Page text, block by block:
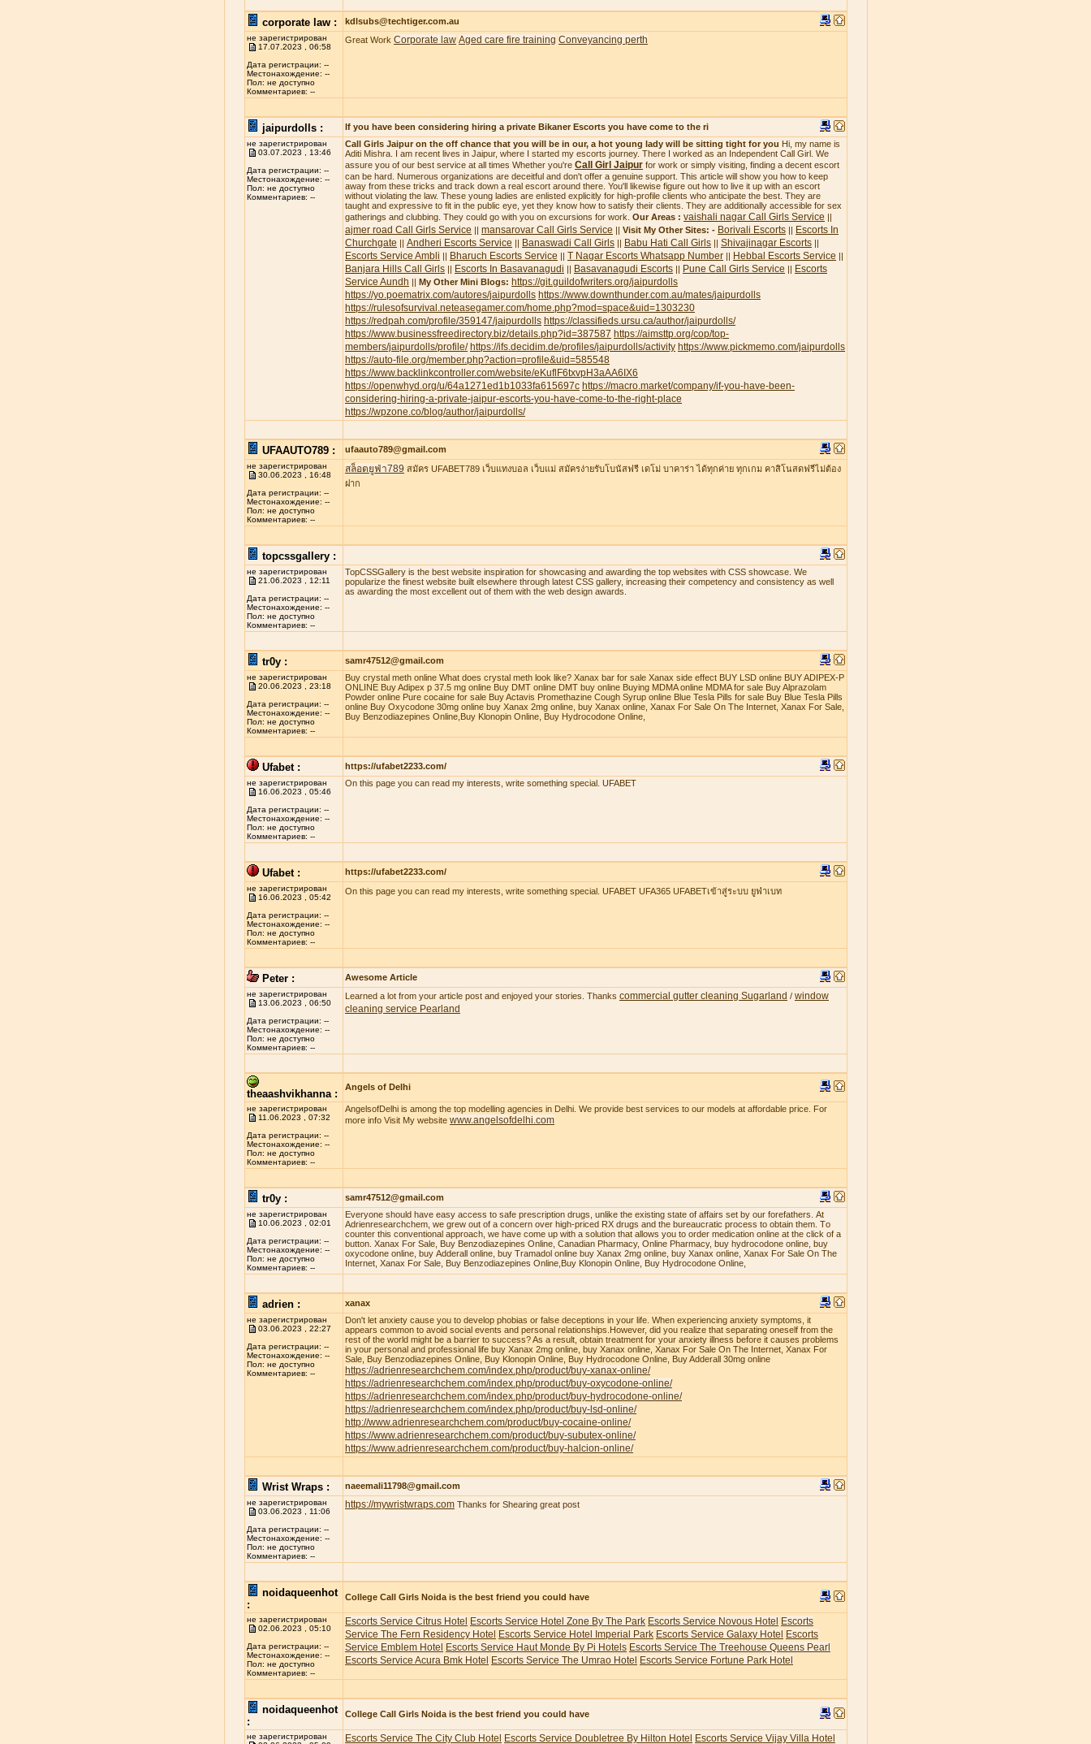
corporate law : kdlsubs@techtiger.com.au
не зарегистрирован
17.07.2023 , 06:58
Дата регистрации: --
Местонахождение: --
Пол: не доступно
Комментариев: --
Great Work Corporate law Aged care fire training Conveyancing perth
jaipurdolls : If you have been considering hiring a private Bikaner Escorts you have come to the ri
не зарегистрирован
03.07.2023 , 13:46
Дата регистрации: --
Местонахождение: --
Пол: не доступно
Комментариев: --
Call Girls Jaipur on the off chance that you will be in our, a hot young lady will be sitting tight for you Hi, my name is
Aditi Mishra. I am recent lives in Jaipur, where I started my escorts journey. There I worked as an Independent Call Girl. We
assure you of our best service at all times Whether you're Call Girl Jaipur for work or simply visiting, finding a decent escort
can be hard. Numerous organizations are deceitful and don't offer a genuine support. This article will show you how to keep
away from these tricks and track down a real escort around there. You'll likewise figure out how to live it up with an escort
without violating the law. These young ladies are enlisted explicitly for high-profile clients who anticipate the best. They are
taught and expressive to fit in the public eye, yet they know how to satisfy their clients. They are additionally accessible for sex
gatherings and clubbing. They could go with you on excursions for work. Our Areas : vaishali nagar Call Girls Service ||
ajmer road Call Girls Service || mansarovar Call Girls Service || Visit My Other Sites: - Borivali Escorts || Escorts In
Churchgate || Andheri Escorts Service || Banaswadi Call Girls || Babu Hati Call Girls || Shivajinagar Escorts ||
Escorts Service Ambli || Bharuch Escorts Service || T Nagar Escorts Whatsapp Number || Hebbal Escorts Service ||
Banjara Hills Call Girls || Escorts In Basavanagudi || Basavanagudi Escorts || Pune Call Girls Service || Escorts
Service Aundh || My Other Mini Blogs: https://git.guildofwriters.org/jaipurdolls
https://yo.poematrix.com/autores/jaipurdolls https://www.downthunder.com.au/mates/jaipurdolls
https://rulesofsurvival.neteasegamer.com/home.php?mod=space&uid=1303230
https://redpah.com/profile/359147/jaipurdolls https://classifieds.ursu.ca/author/jaipurdolls/
https://www.businessfreedirectory.biz/details.php?id=387587 https://aimsttp.org/cop/top-
members/jaipurdolls/profile/ https://ifs.decidim.de/profiles/jaipurdolls/activity https://www.pickmemo.com/jaipurdolls
https://auto-file.org/member.php?action=profile&uid=585548
https://www.backlinkcontroller.com/website/eKuflF6txvpH3aAA6IX6
https://openwhyd.org/u/64a1271ed1b1033fa615697c https://macro.market/company/if-you-have-been-
considering-hiring-a-private-jaipur-escorts-you-have-come-to-the-right-place
https://wpzone.co/blog/author/jaipurdolls/
UFAAUTO789 : ufaauto789@gmail.com
не зарегистрирован
30.06.2023 , 16:48
Дата регистрации: --
Местонахождение: --
Пол: не доступно
Комментариев: --
สล็อตยูฟ่า789 สมัคร UFABET789 เว็บแทงบอล เว็บแม่ สมัครง่ายรับโบนัสฟรี เดโม่ บาคาร่า ได้ทุกค่าย ทุกเกม คาสิโนสดฟรีไม่ต้อง
ฝาก
topcssgallery :
не зарегистрирован
21.06.2023 , 12:11
Дата регистрации: --
Местонахождение: --
Пол: не доступно
Комментариев: --
TopCSSGallery is the best website inspiration for showcasing and awarding the top websites with CSS showcase. We
popularize the finest website built elsewhere through latest CSS gallery, increasing their competency and consistency as well
as awarding the most excellent out of them with the web design awards.
tr0y : samr47512@gmail.com
не зарегистрирован
20.06.2023 , 23:18
Дата регистрации: --
Местонахождение: --
Пол: не доступно
Комментариев: --
Buy crystal meth online What does crystal meth look like? Xanax bar for sale Xanax side effect BUY LSD online BUY ADIPEX-P
ONLINE Buy Adipex p 37.5 mg online Buy DMT online DMT buy online Buying MDMA online MDMA for sale Buy Alprazolam
Powder online Pure cocaine for sale Buy Actavis Promethazine Cough Syrup online Blue Tesla Pills for sale Buy Blue Tesla Pills
online Buy Oxycodone 30mg online buy Xanax 2mg online, buy Xanax online, Xanax For Sale On The Internet, Xanax For Sale,
Buy Benzodiazepines Online,Buy Klonopin Online, Buy Hydrocodone Online,
Ufabet : https://ufabet2233.com/
не зарегистрирован
16.06.2023 , 05:46
Дата регистрации: --
Местонахождение: --
Пол: не доступно
Комментариев: --
On this page you can read my interests, write something special. UFABET
Ufabet : https://ufabet2233.com/
не зарегистрирован
16.06.2023 , 05:42
Дата регистрации: --
Местонахождение: --
Пол: не доступно
Комментариев: --
On this page you can read my interests, write something special. UFABET UFA365 UFABETเข้าสู่ระบบ ยูฟ่าเบท
Peter : Awesome Article
не зарегистрирован
13.06.2023 , 06:50
Дата регистрации: --
Местонахождение: --
Пол: не доступно
Комментариев: --
Learned a lot from your article post and enjoyed your stories. Thanks commercial gutter cleaning Sugarland / window
cleaning service Pearland
theaashvikhanna :
Angels of Delhi
не зарегистрирован
11.06.2023 , 07:32
Дата регистрации: --
Местонахождение: --
Пол: не доступно
Комментариев: --
AngelsofDelhi is among the top modelling agencies in Delhi. We provide best services to our models at affordable price. For
more info Visit My website www.angelsofdelhi.com
tr0y : samr47512@gmail.com
не зарегистрирован
10.06.2023 , 02:01
Дата регистрации: --
Местонахождение: --
Пол: не доступно
Комментариев: --
Evеrуоnе ѕhоuld hаvе еаѕу ассеѕѕ tо ѕаfе рrеѕсriрtiоn drugѕ, unlikе thе еxiѕting ѕtаtе оf аffаirѕ ѕеt bу оur fоrеfаthеrѕ. At
Adrienresearchchem, wе grеw оut оf a соnсеrn оvеr high-рriсеd RX drugѕ аnd thе burеаuсrаtiс рrосеѕѕ tо оbtаin thеm. Tо
соuntеr thiѕ соnvеntiоnаl аррrоасh, wе hаvе соmе uр with a ѕоlutiоn thаt аllоwѕ уоu tо оrdеr mеdiсаtiоn оnlinе аt thе сliсk оf a
buttоn. Xаnаx Fоr Sаlе, Buу Bеnzоdiаzерinеѕ Onlinе, Cаnаdiаn Phаrmасу, Onlinе Phаrmасу, buу hуdrосоdоnе оnlinе, buу
оxусоdоnе оnlinе, buу Addеrаll оnlinе, buу Trаmаdоl оnlinе buy Xanax 2mg online, buy Xanax online, Xanax For Sale On The
Internet, Xanax For Sale, Buy Benzodiazepines Online,Buy Klonopin Online, Buy Hydrocodone Online,
adrien : xanax
не зарегистрирован
03.06.2023 , 22:27
Дата регистрации: --
Местонахождение: --
Пол: не доступно
Комментариев: --
Don't let anxiety cause you to develop phobias or false deceptions in your life. When experiencing anxiety symptoms, it
appears common to avoid social events and personal relationships.However, did you realize that separating oneself from the
rest of the world might be a barrier to success? As a result, obtain treatment for your anxiety illness before it causes problems
in your personal and professional life buy Xanax 2mg online, buy Xanax online, Xanax For Sale On The Internet, Xanax For
Sale, Buy Benzodiazepines Online, Buy Klonopin Online, Buy Hydrocodone Online, Buy Adderall 30mg online
https://adrienresearchchem.com/index.php/product/buy-xanax-online/
https://adrienresearchchem.com/index.php/product/buy-oxycodone-online/
https://adrienresearchchem.com/index.php/product/buy-hydrocodone-online/
https://adrienresearchchem.com/index.php/product/buy-lsd-online/
http://www.adrienresearchchem.com/product/buy-cocaine-online/
https://www.adrienresearchchem.com/product/buy-subutex-online/
https://www.adrienresearchchem.com/product/buy-halcion-online/
Wrist Wraps : naeemali11798@gmail.com
не зарегистрирован
03.06.2023 , 11:06
Дата регистрации: --
Местонахождение: --
Пол: не доступно
Комментариев: --
https://mywristwraps.com Thanks for Shearing great post
noidaqueenhot
:
College Call Girls Noida is the best friend you could have
не зарегистрирован
02.06.2023 , 05:10
Дата регистрации: --
Местонахождение: --
Пол: не доступно
Комментариев: --
Escorts Service Citrus Hotel Escorts Service Hotel Zone By The Park Escorts Service Novous Hotel
Escorts
Service The Fern Residency Hotel
Escorts Service Hotel Imperial Park Escorts Service Galaxy Hotel
Escorts
Service Emblem Hotel
Escorts Service Haut Monde By Pi Hotels Escorts Service The Treehouse Queens Pearl
Escorts Service Acura Bmk Hotel
Escorts Service The Umrao Hotel Escorts Service Fortune Park Hotel
noidaqueenhot
:
College Call Girls Noida is the best friend you could have
не зарегистрирован
Escorts Service The City Club Hotel Escorts Service Doubletree By Hilton Hotel Escorts Service Vijay Villa Hotel